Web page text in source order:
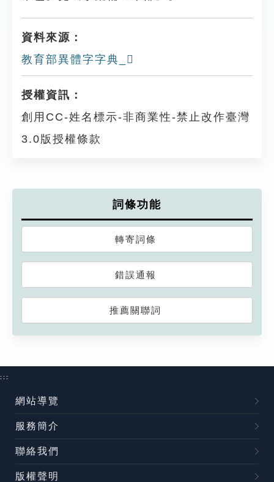
資料來源：
教育部異體字字典_𦎚
授權資訊：
創用CC-姓名標示-非商業性-禁止改作臺灣
3.0版授權條款
詞條功能
轉寄詞條
錯誤通報
推薦關聯詞
:::
網站導覽
服務簡介
聯絡我們
版權聲明